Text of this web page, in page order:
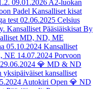
09.01.2026 A2-luokan
Padel Kansalliset kisat
test 02.06.2025 Celsius
Kansalliset Pääsiäiskisat By
MD, ND, ME
05.10.2024 Kansalliset
NE 14.07.2024 Porvoon
29.06.2024 💎 MD & ND
kansalliset
Autokiri Open 💎 ND